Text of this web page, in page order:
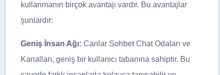
kullanmanın birçok avantajı vardır. Bu avantajlar
şunlardır:
Geniş İnsan Ağı: Canlar SohbetChat Odaları ve
Kanalları, geniş bir kullanıcı tabanına sahiptir. Bu